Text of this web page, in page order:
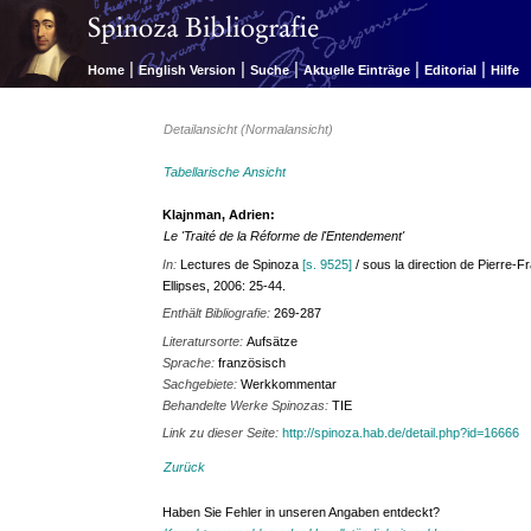
Home | English Version | Suche | Aktuelle Einträge | Editorial | Hilfe
Detailansicht (Normalansicht)
Tabellarische Ansicht
Klajnman, Adrien:
Le 'Traité de la Réforme de l'Entendement'
In:Lectures de Spinoza[s. 9525] / sous la direction de Pierre-
Ellipses, 2006: 25-44.
Enthält Bibliografie:269-287
Literatursorte:Aufsätze
Sprache:französisch
Sachgebiete:Werkkommentar
Behandelte Werke Spinozas:TIE
Link zu dieser Seite:http://spinoza.hab.de/detail.php?id=16666
Zurück
Haben Sie Fehler in unseren Angaben entdeckt?